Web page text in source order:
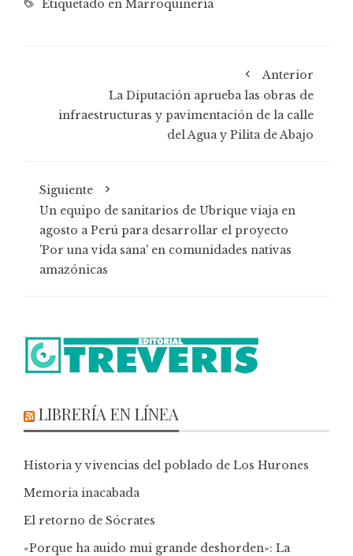
Etiquetado en Marroquinería
Anterior
La Diputación aprueba las obras de
infraestructuras y pavimentación de la calle
del Agua y Pilita de Abajo
Siguiente
Un equipo de sanitarios de Ubrique viaja en
agosto a Perú para desarrollar el proyecto
'Por una vida sana' en comunidades nativas
amazónicas
LIBRERÍA EN LÍNEA
Historia y vivencias del poblado de Los Hurones
Memoria inacabada
El retorno de Sócrates
«Porque ha auido mui grande deshorden»: La